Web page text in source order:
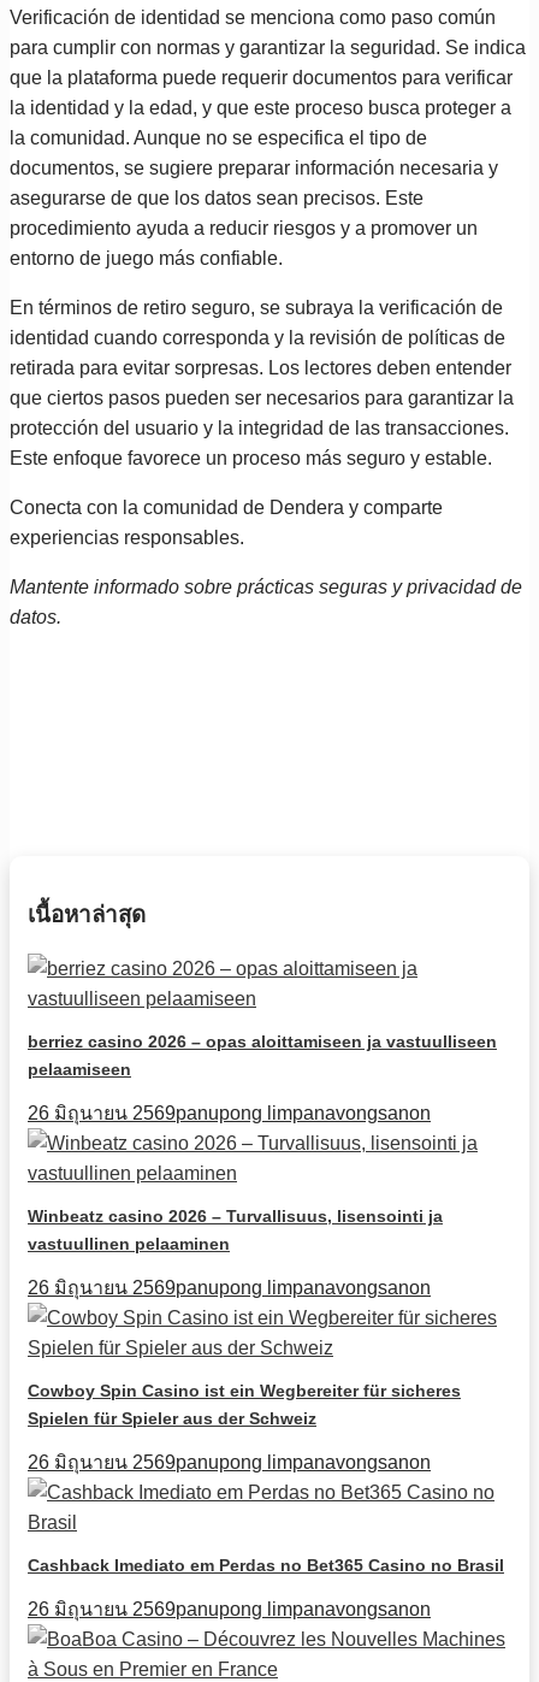
Verificación de identidad se menciona como paso común
para cumplir con normas y garantizar la seguridad. Se indica
que la plataforma puede requerir documentos para verificar
la identidad y la edad, y que este proceso busca proteger a
la comunidad. Aunque no se especifica el tipo de
documentos, se sugiere preparar información necesaria y
asegurarse de que los datos sean precisos. Este
procedimiento ayuda a reducir riesgos y a promover un
entorno de juego más confiable.
En términos de retiro seguro, se subraya la verificación de
identidad cuando corresponda y la revisión de políticas de
retirada para evitar sorpresas. Los lectores deben entender
que ciertos pasos pueden ser necesarios para garantizar la
protección del usuario y la integridad de las transacciones.
Este enfoque favorece un proceso más seguro y estable.
Conecta con la comunidad de Dendera y comparte
experiencias responsables.
Mantente informado sobre prácticas seguras y privacidad de
datos.
เนื้อหาล่าสุด
berriez casino 2026 – opas aloittamiseen ja vastuulliseen
pelaamiseen
26 มิถุนายน 2569panupong limpanavongsanon
Winbeatz casino 2026 – Turvallisuus, lisensointi ja
vastuullinen pelaaminen
26 มิถุนายน 2569panupong limpanavongsanon
Cowboy Spin Casino ist ein Wegbereiter für sicheres
Spielen für Spieler aus der Schweiz
26 มิถุนายน 2569panupong limpanavongsanon
Cashback Imediato em Perdas no Bet365 Casino no Brasil
26 มิถุนายน 2569panupong limpanavongsanon